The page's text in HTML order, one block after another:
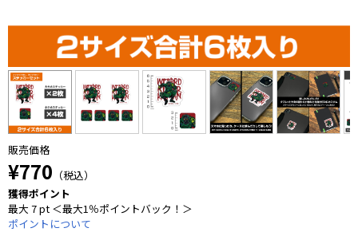
販売価格
¥770 （税込）
獲得ポイント
最大 7 pt ＜最大1％ポイントバック！＞
ポイントについて